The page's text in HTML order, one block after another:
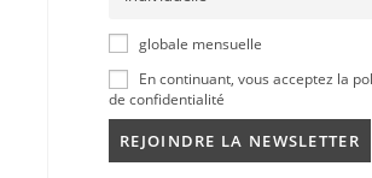
globale mensuelle
En continuant, vous acceptez la
de confidentialité